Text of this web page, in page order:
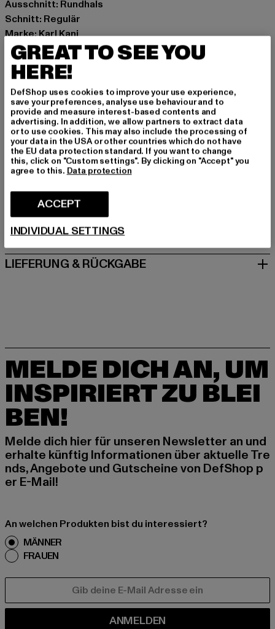
Ausschnitt: Rundhals
Schnitt: Regulär
Marke: Karl Kani
Kat.: T-Shirts
Farbe: weiß
Hersteller Farbe: white/black
Materialzusammensetzung: 100% Baumwolle
Art.Nr: 60600059-01248
Hersteller: Urban Styles Agency GmbH & Co. KG |
agentur@urbanstylesagency.com
Schanzenstraße 41 | 51063 Köln | DE
GRÖSSE & PASSFORM
PFLEGEHINWEISE
LIEFERUNG & RÜCKGABE
MELDE DICH AN, UM
INSPIRIERT ZU BLEI
BEN!
Melde dich hier für unseren Newsletter an und
erhalte künftig Informationen über aktuelle Tre
nds, Angebote und Gutscheine von DefShop p
er E-Mail!
An welchen Produkten bist du interessiert?
MÄNNER
FRAUEN
ANMELDEN
GREAT TO SEE YOU
HERE!
DefShop uses cookies to improve your use experience,
save your preferences, analyse use behaviour and to
provide and measure interest-based contents and
advertising. In addition, we allow partners to extract data
or to use cookies. This may also include the processing of
your data in the USA or other countries which do not have
the EU data protection standard. If you want to change
this, click on "Custom settings". By clicking on "Accept" you
agree to this. Data protection
ACCEPT
INDIVIDUAL SETTINGS